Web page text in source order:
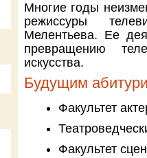
Многие годы
режиссуры
Мелентьева. Ее
превращению
искусства.
Будущим
Факультет
Факультет